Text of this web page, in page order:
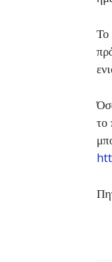
Το
το